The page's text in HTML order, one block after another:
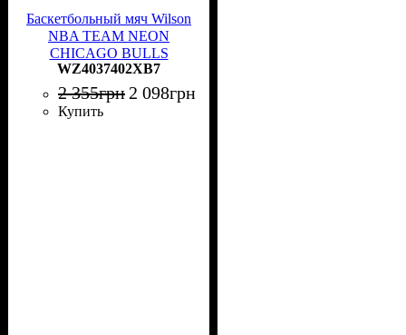
Баскетбольный мяч Wilson
NBA TEAM NEON
CHICAGO BULLS
салатово-розовый Размер 7
WZ4037402XB7
WZ4037402XB7
2 355грн 2 098грн
Купить